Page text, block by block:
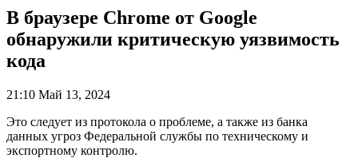
В браузере Chrome от Google
обнаружили критическую уязвимость
кода
21:10 Май 13, 2024
Это следует из протокола о проблеме, а также из банка
данных угроз Федеральной службы по техническому и
экспортному контролю.